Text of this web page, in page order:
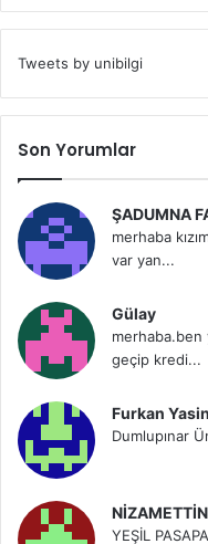
Tweets by unibilgi
Son Yorumlar
ŞADUMNA
merhaba
var yan...
Gülay
merhaba.ben
geçip kredi...
Furkan
Dumlupınar
YEŞİL